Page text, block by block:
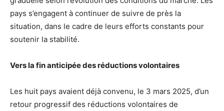
pays s’engagent à continuer de suivre de près la
situation, dans le cadre de leurs efforts constants pour
soutenir la stabilité.
Vers la fin anticipée des réductions volontaires
Les huit pays avaient déjà convenu, le 3 mars 2025, d’un
retour progressif des réductions volontaires de